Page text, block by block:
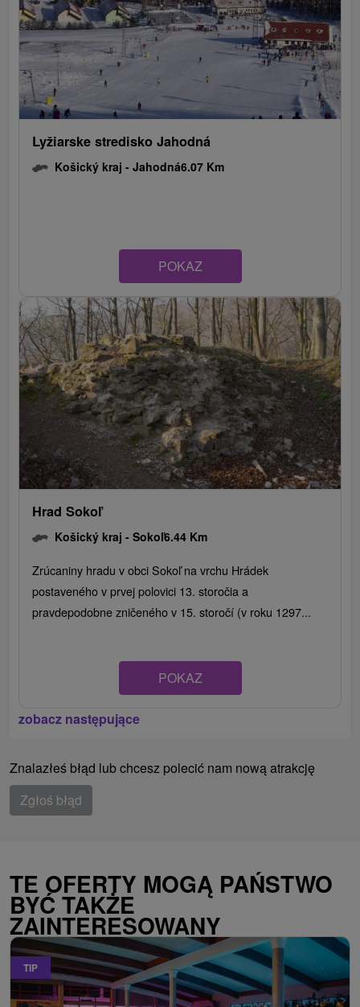
Lyžiarske stredisko Jahodná
Košický kraj -Jahodná6.07 Km
POKAZ
Hrad Sokoľ
Košický kraj -Sokoľ6.44 Km
Zrúcaniny hradu v obci Sokoľ na vrchu Hrádek
postaveného v prvej polovici 13. storočia a
pravdepodobne zničeného v 15. storočí (v roku 1297...
POKAZ
zobacz następujące
Znalazłeś błąd lub chcesz polecić nam nową atrakcję
Zgłoś błąd
TE OFERTY MOGĄ PAŃSTWO
BYĆ TAKŻE
ZAINTERESOWANY
TIP